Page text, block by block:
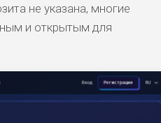
не указана, многие
и открытым для